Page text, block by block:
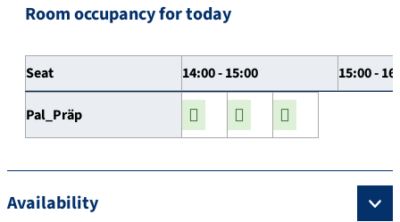
Room occupancy for today
Seat 14:00 - 15:00 15:00 -
Pal_Präp
Availability